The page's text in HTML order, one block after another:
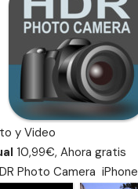
y Video
10,99€, Ahora gratis
Photo Camera iPhone